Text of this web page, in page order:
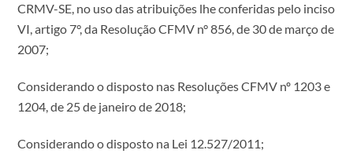
CRMV-SE, no uso das atribuições lhe conferidas pelo inciso
VI, artigo 7°, da Resolução CFMV n° 856, de 30 de março de
2007;
Considerando o disposto nas Resoluções CFMV nº 1203 e
1204, de 25 de janeiro de 2018;
Considerando o disposto na Lei 12.527/2011;